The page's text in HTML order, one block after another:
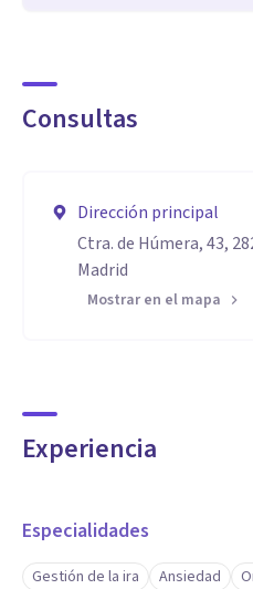
Consultas
Dirección principal
Ctra. de Húmera, 43,
Madrid
Mostrar en el mapa
Experiencia
Especialidades
Gestión de la ira Ansiedad